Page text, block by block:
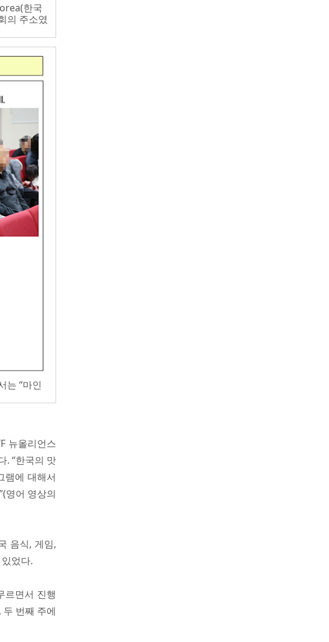
한국
의 주소였
는 “마인
뉴올리언스
. “한국의 맛
램에 대해서
영어 영상의
음식, 게임,
었다.
르면서 진행
번째 주에